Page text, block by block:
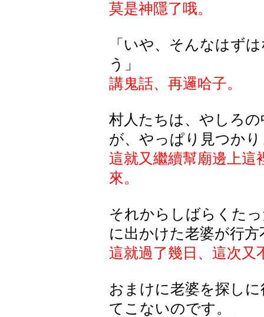
莫是神隱了哦。
「いや、そんなはず
う」
講鬼話、再邏哈子。
村人たちは、やしろ
が、やっぱり見つか
這就又繼續幫廟邊上這
來。
それからしばらくた
に出かけた老婆が行
這就過了幾日、這次又
おまけに老婆を探し
てこないのです。